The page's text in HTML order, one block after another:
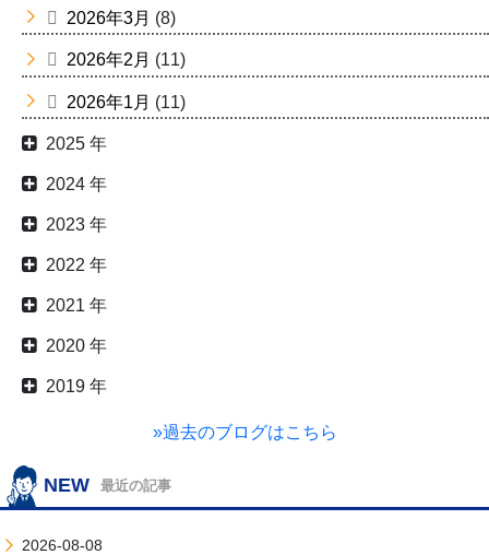
2026年3月 (8)
2026年2月 (11)
2026年1月 (11)
2025 年
2024 年
2023 年
2022 年
2021 年
2020 年
2019 年
»過去のブログはこちら
NEW 最近の記事
2026-08-08